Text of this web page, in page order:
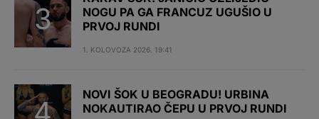
NOGU PA GA FRANCUZ UGUŠIO U
PRVOJ RUNDI
1. KOLOVOZA 2026. 19:41
NOVI ŠOK U BEOGRADU! URBINA
NOKAUTIRAO ČEPU U PRVOJ RUNDI